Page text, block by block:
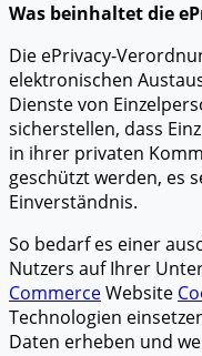
Was beinhaltet die
Die ePrivacy-
elektronischen
Dienste von
sicherstellen, dass
in ihrer privaten
geschützt werden, es
Einverständnis.
So bedarf es einer
Nutzers auf Ihrer
CommerceWebsite
Technologien
Daten erheben und